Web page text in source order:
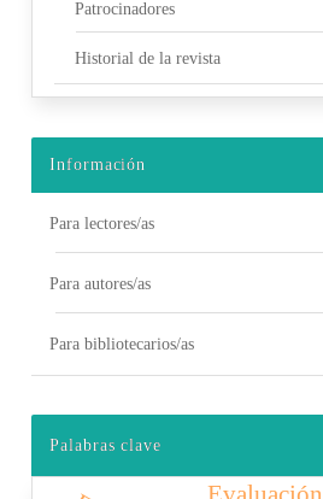
Patrocinadores
Historial de la revista
Información
Para lectores/as
Para autores/as
Para bibliotecarios/as
Palabras clave